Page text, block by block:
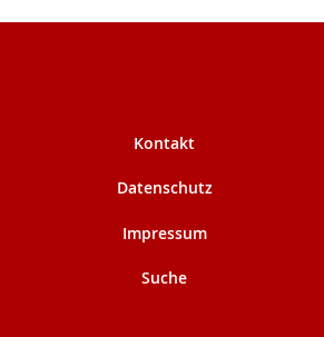
Kontakt
Datenschutz
Impressum
Suche